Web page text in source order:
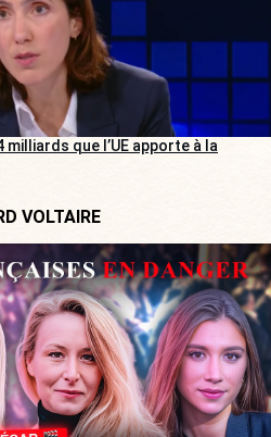
milliards que l’UE apporte à la
VOLTAIRE